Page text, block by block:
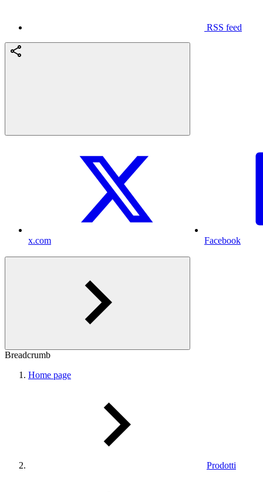
RSS feed
x.com Facebook
Breadcrumb
Home page
Prodotti